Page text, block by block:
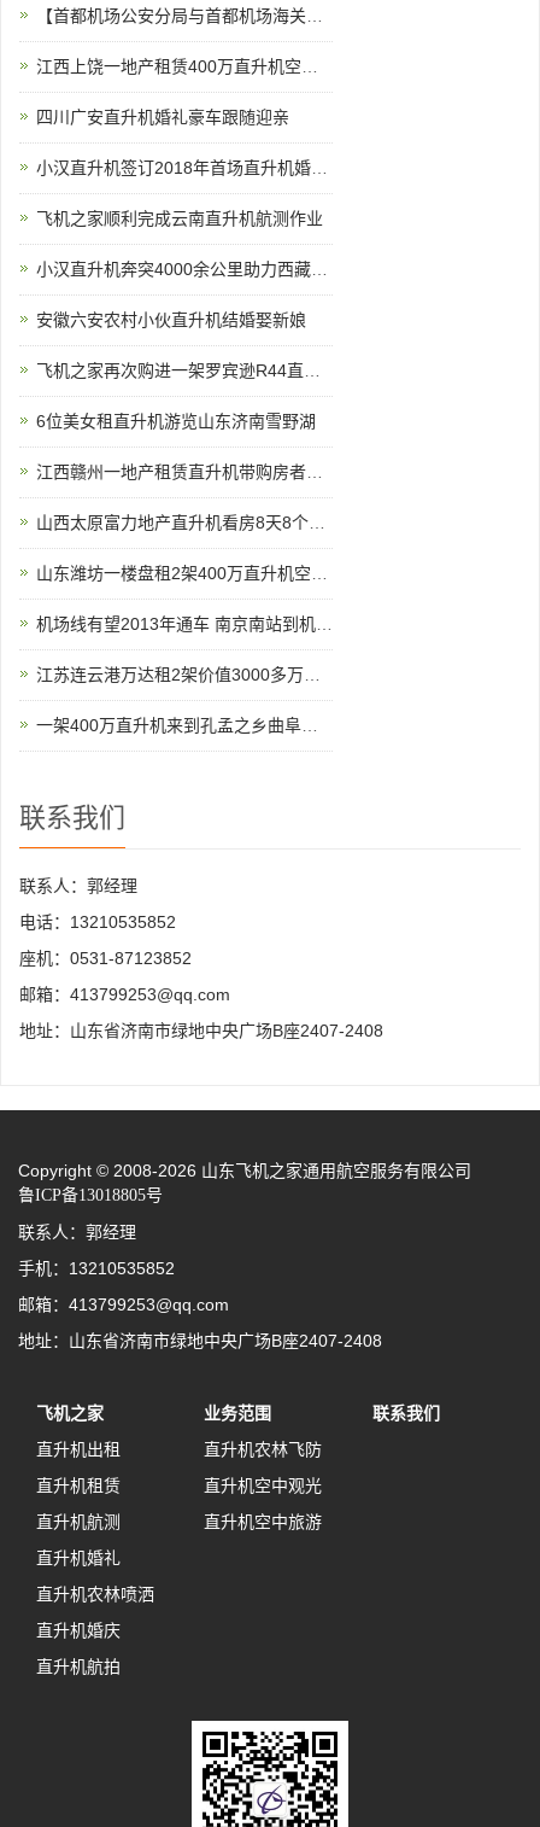
四川广安直升机婚礼豪车跟随迎亲
飞机之家顺利完成云南直升机航测作业
安徽六安农村小伙直升机结婚娶新娘
6位美女租直升机游览山东济南雪野湖
联系我们
联系人：郭经理
电话：13210535852
座机：0531-87123852
邮箱：413799253@qq.com
地址：山东省济南市绿地中央广场B座2407-2408
Copyright © 2008-2026 山东飞机之家通用航空服务有限公司
鲁ICP备13018805号
联系人：郭经理
手机：13210535852
邮箱：413799253@qq.com
地址：山东省济南市绿地中央广场B座2407-2408
飞机之家
直升机出租
直升机租赁
直升机航测
直升机婚礼
直升机农林喷洒
直升机婚庆
直升机航拍
业务范围
直升机农林飞防
直升机空中观光
直升机空中旅游
联系我们